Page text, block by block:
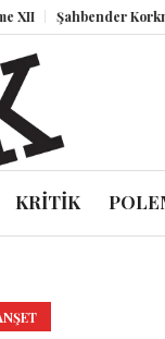
Korkmaz:
KRİTİK